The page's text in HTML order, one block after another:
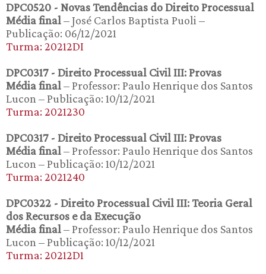
DPC0520 - Novas Tendências do Direito Processual
Média final– José Carlos Baptista Puoli –
Publicação: 06/12/2021
Turma: 20212DI
DPC0317 - Direito Processual Civil III: Provas
Média final– Professor: Paulo Henrique dos Santos
Lucon – Publicação: 10/12/2021
Turma: 2021230
DPC0317 - Direito Processual Civil III: Provas
Média final– Professor: Paulo Henrique dos Santos
Lucon – Publicação: 10/12/2021
Turma: 2021240
DPC0322 - Direito Processual Civil III: Teoria Geral
dos Recursos e da Execução
Média final– Professor: Paulo Henrique dos Santos
Lucon – Publicação: 10/12/2021
Turma: 20212D1